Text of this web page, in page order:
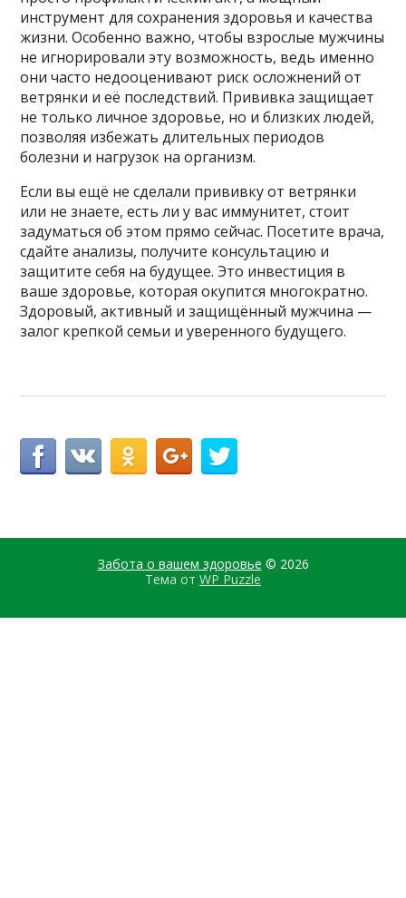
инструмент для сохранения здоровья и качества
жизни. Особенно важно, чтобы взрослые мужчины
не игнорировали эту возможность, ведь именно
они часто недооценивают риск осложнений от
ветрянки и её последствий. Прививка защищает
не только личное здоровье, но и близких людей,
позволяя избежать длительных периодов
болезни и нагрузок на организм.
Если вы ещё не сделали прививку от ветрянки
или не знаете, есть ли у вас иммунитет, стоит
задуматься об этом прямо сейчас. Посетите врача,
сдайте анализы, получите консультацию и
защитите себя на будущее. Это инвестиция в
ваше здоровье, которая окупится многократно.
Здоровый, активный и защищённый мужчина —
залог крепкой семьи и уверенного будущего.
Забота о вашем здоровье © 2026
Тема от WP Puzzle